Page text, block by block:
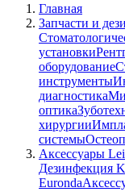
Главная
Запчасти и
установки
оборудование
инструменты
диагностика
оптика
хирургии
системы
Аксессуары
Дезинфекция
Euronda